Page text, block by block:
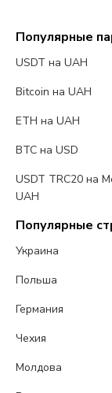
Популярные
USDT на UAH
Bitcoin на UAH
ETH на UAH
BTC на USD
USDT TRC20 на
UAH
Популярные
Украина
Польша
Германия
Чехия
Молдова